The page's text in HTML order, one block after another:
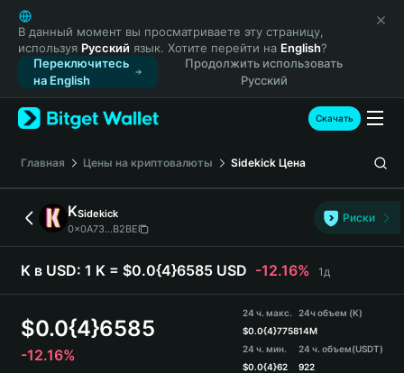
English
日本語
Tiếng Việt
Русский
Español (Latinoamérica)
Türkçe
Français
Deutsch
简体中文
繁體中文
Português (Portugal)
Bahasa Indonesia
ภาษาไทย
Español
В данный момент вы просматриваете эту страницу,
используя Русский язык. Хотите перейти на English?
Переключитесь
на English
Продолжить использовать
Русский
Скачать
Главная Цены на криптовалюты Sidekick Цена
KSidekick
0x0A73...B2BE
Риски
K в USD: 1 K = $0.0{4}6585 USD -12.16% 1д
$0.0{4}6585
-12.16%
24 ч. макс.
$0.0{4}7758
24 ч. мин.
$0.0{4}62
24ч объем (K)
14M
24 ч. объем(USDT)
922